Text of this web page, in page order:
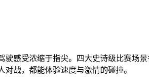
感受浓缩于指尖。四大史诗级比赛场
战，都能体验速度与激情的碰撞。